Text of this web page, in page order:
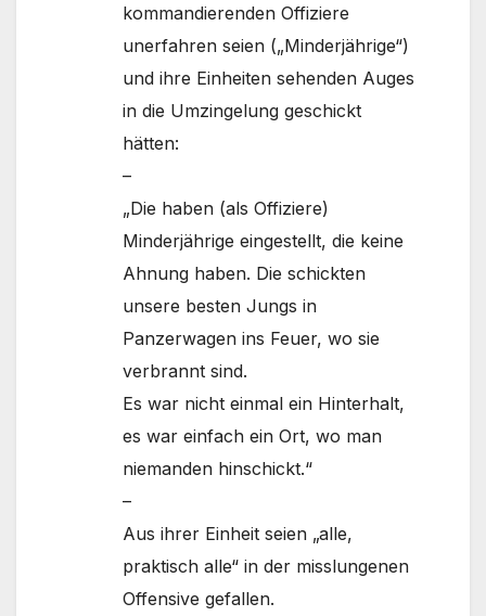
kommandierenden Offiziere
unerfahren seien („Minderjährige“)
und ihre Einheiten sehenden Auges
in die Umzingelung geschickt
hätten:
–
„Die haben (als Offiziere)
Minderjährige eingestellt, die keine
Ahnung haben. Die schickten
unsere besten Jungs in
Panzerwagen ins Feuer, wo sie
verbrannt sind.
Es war nicht einmal ein Hinterhalt,
es war einfach ein Ort, wo man
niemanden hinschickt.“
–
Aus ihrer Einheit seien „alle,
praktisch alle“ in der misslungenen
Offensive gefallen.